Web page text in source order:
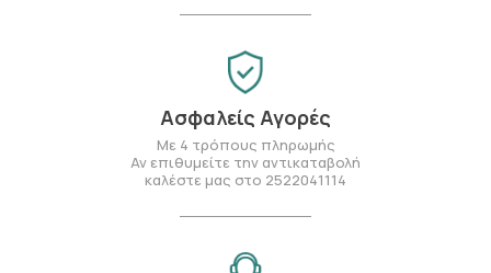
Ασφαλείς Αγορές
Με 4 τρόπους πληρωμής
Αν επιθυμείτε την αντικαταβολή
καλέστε μας στο 2522041114